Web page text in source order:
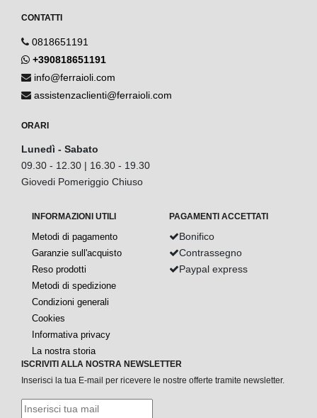
CONTATTI
0818651191
+390818651191
info@ferraioli.com
assistenzaclienti@ferraioli.com
ORARI
Lunedì - Sabato
09.30 - 12.30 | 16.30 - 19.30
Giovedi Pomeriggio Chiuso
INFORMAZIONI UTILI
Metodi di pagamento
Garanzie sull'acquisto
Reso prodotti
Metodi di spedizione
Condizioni generali
Cookies
Informativa privacy
La nostra storia
PAGAMENTI ACCETTATI
Bonifico
Contrassegno
Paypal express
ISCRIVITI ALLA NOSTRA NEWSLETTER
Inserisci la tua E-mail per ricevere le nostre offerte tramite newsletter.